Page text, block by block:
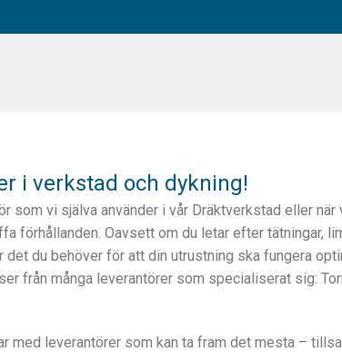
i verkstad och dykning!
som vi själva använder i vår Dräktverkstad eller
förhållanden. Oavsett om du letar efter tätningar,
du behöver för att din utrustning ska fungera
från många leverantörer som specialiserat sig:
med leverantörer som kan ta fram det mesta –